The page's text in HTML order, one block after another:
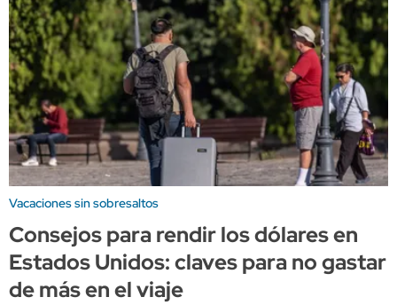
Vacaciones sin sobresaltos
Consejos para rendir los dólares en
Estados Unidos: claves para no gastar
de más en el viaje